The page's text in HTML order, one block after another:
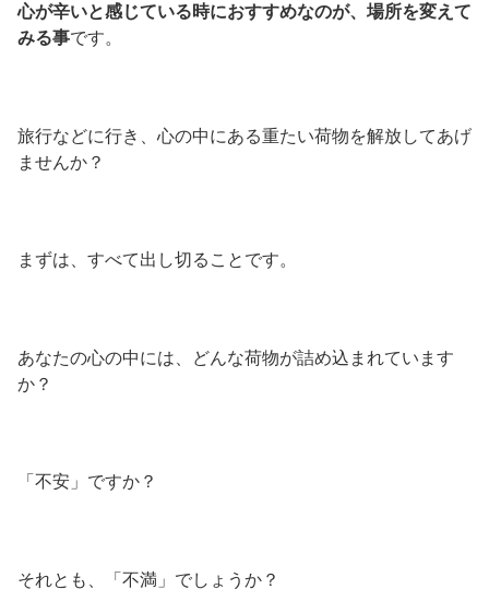
心が辛いと感じている時におすすめなのが、場所を変えて
みる事です。
旅行などに行き、心の中にある重たい荷物を解放してあげ
ませんか？
まずは、すべて出し切ることです。
あなたの心の中には、どんな荷物が詰め込まれています
か？
「不安」ですか？
それとも、「不満」でしょうか？